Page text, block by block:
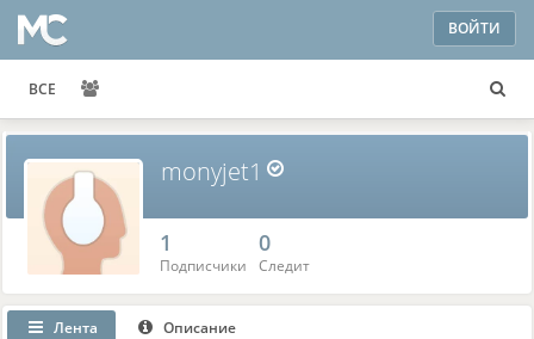
ВОЙТИ
ВСЕ
monyjet1
1
Подписчики
0
Следит
Лента Описание